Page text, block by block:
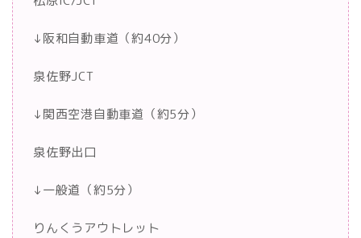
↓阪和自動車道（約40分）
泉佐野JCT
↓関西空港自動車道（約5分）
泉佐野出口
↓一般道（約5分）
りんくうアウトレット